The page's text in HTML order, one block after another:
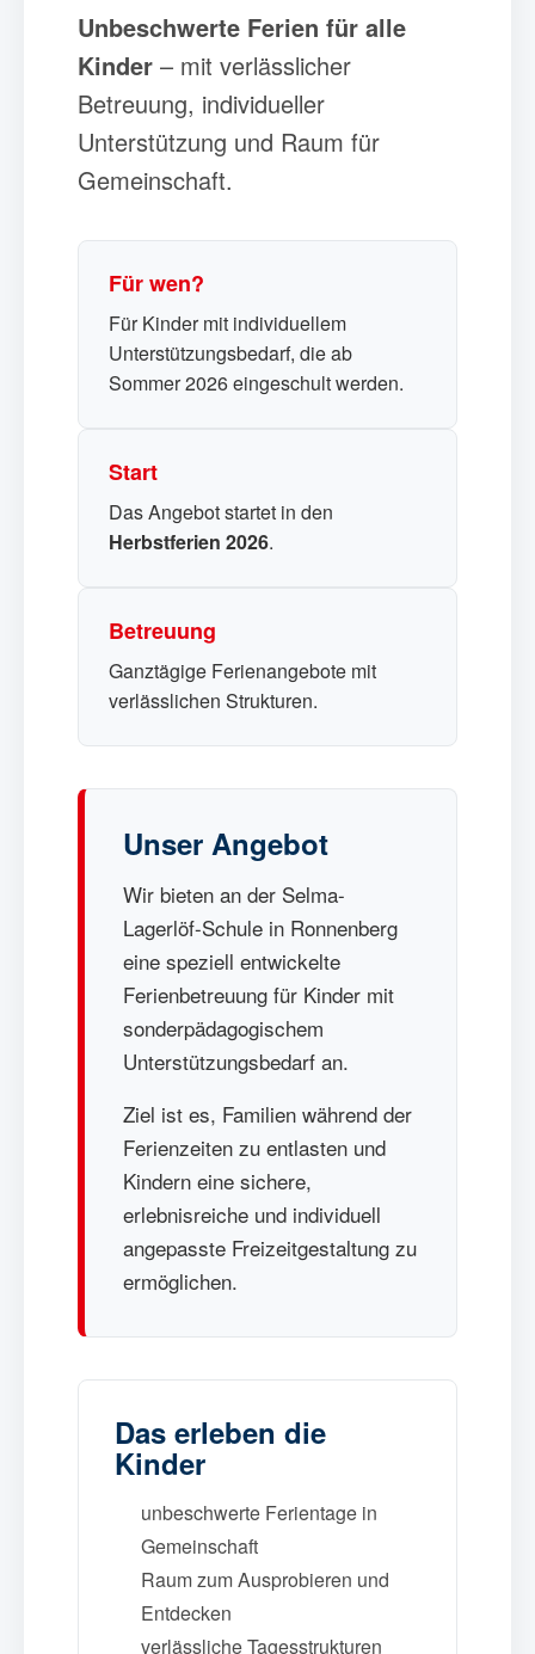
Unbeschwerte Ferien für alle
Kinder – mit verlässlicher
Betreuung, individueller
Unterstützung und Raum für
Gemeinschaft.
Für wen?
Für Kinder mit individuellem
Unterstützungsbedarf, die ab
Sommer 2026 eingeschult werden.
Start
Das Angebot startet in den
Herbstferien 2026.
Betreuung
Ganztägige Ferienangebote mit
verlässlichen Strukturen.
Unser Angebot
Wir bieten an der Selma-
Lagerlöf-Schule in Ronnenberg
eine speziell entwickelte
Ferienbetreuung für Kinder mit
sonderpädagogischem
Unterstützungsbedarf an.
Ziel ist es, Familien während der
Ferienzeiten zu entlasten und
Kindern eine sichere,
erlebnisreiche und individuell
angepasste Freizeitgestaltung zu
ermöglichen.
Das erleben die
Kinder
unbeschwerte Ferientage in
Gemeinschaft
Raum zum Ausprobieren und
Entdecken
verlässliche Tagesstrukturen